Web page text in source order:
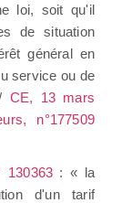
loi, soit qu'il
de situation
général en
service ou de
CE, 13 mars
n°177509
130363 : « la
d'un tarif